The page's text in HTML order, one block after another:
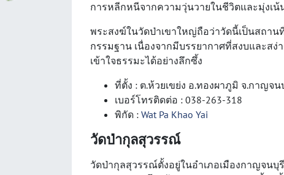
การหลีกหนีจากความวุ่นวายในชีวิตและมุ่งเ
พระสงฆ์ในวัดป่าเขาใหญ่ถือว่าวัดนี้เป็นสถา
กรรมฐาน เนื่องจากมีบรรยากาศที่สงบและส
เข้าใจธรรมะได้อย่างลึกซึ้ง
ที่ตั้ง : ต.ห้วยเขย่ง อ.ทองผาภูมิ จ.กาญจน
เบอร์โทรติดต่อ : 038-263-318
พิกัด : Wat Pa Khao Yai
วัดป่ากุลสุวรรณ์
วัดป่ากุลสุวรรณ์ตั้งอยู่ในอำเภอเมืองกาญจนบุ